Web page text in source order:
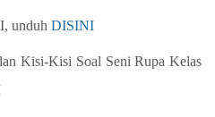
unduh DISINI
Kisi-Kisi Soal Seni Rupa Kelas